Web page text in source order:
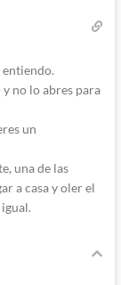
entiendo.
no lo abres para
un
una de las
a casa y oler el